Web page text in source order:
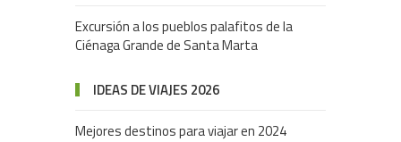
Excursión a los pueblos palafitos de la
Ciénaga Grande de Santa Marta
IDEAS DE VIAJES 2026
Mejores destinos para viajar en 2024